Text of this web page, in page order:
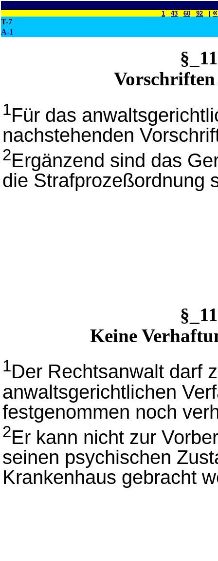
1 43 60 92 [ «
T-7
A-1
1Für das
nachstehenden
2Ergänzend sind das
die Strafprozeßordnung
Keine
1Der Rechtsanwalt darf
anwaltsgerichtlichen
festgenommen noch
2Er kann nicht zur
seinen psychischen
Krankenhaus gebracht